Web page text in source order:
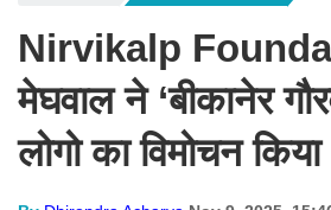
Nirvikalp
मेघवाल ने ‘बीकानेर
लोगो का विमोचन किया